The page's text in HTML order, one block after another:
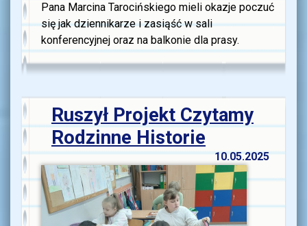
Pana Marcina Tarocińskiego mieli okazje poczuć
się jak dziennikarze i zasiąść w sali
konferencyjnej oraz na balkonie dla prasy.
Ruszył Projekt Czytamy
Rodzinne Historie
10.05.2025